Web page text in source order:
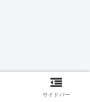
サイドバー